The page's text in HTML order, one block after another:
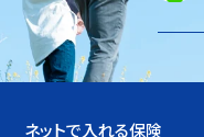
ネットで入れる保険